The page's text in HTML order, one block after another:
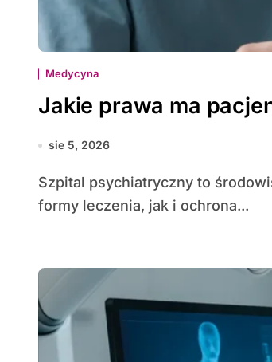
Medycyna
Jakie prawa ma
sie 5, 2026
Szpital psychiatryczny to środowisko, w którym gwarantowane są zarówno specjalistyczne
formy leczenia, jak i ochrona...